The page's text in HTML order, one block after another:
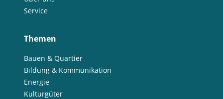
Service
Themen
Bauen & Quartier
Bildung & Kommunikation
Energie
Kulturgüter